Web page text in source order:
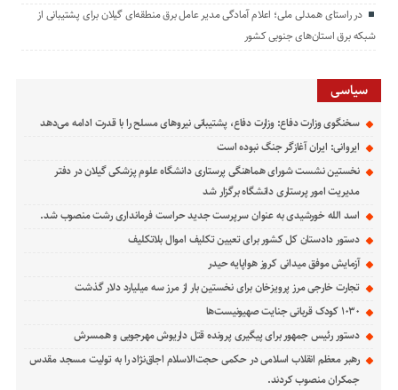
در راستای همدلی ملی؛ اعلام آمادگی مدیر عامل برق منطقه‌ای گیلان برای پشتیبانی از
شبكه برق استان‌های جنوبی كشور
سیاسی
سخنگوی وزارت دفاع: وزارت دفاع، پشتیبانی نیرو‌های مسلح را با قدرت ادامه می‌دهد
ایروانی: ایران آغازگر جنگ نبوده است
نخستین نشست شورای هماهنگی پرستاری دانشگاه علوم پزشکی گیلان در دفتر
مدیریت امور پرستاری دانشگاه برگزار شد
اسد الله خورشیدی به عنوان سرپرست جدید حراست فرمانداری رشت منصوب شد.
دستور دادستان کل کشور برای تعیین تکلیف اموال بلاتکلیف
آزمایش موفق میدانی کروز هواپایه حیدر
تجارت خارجی مرز پرویزخان برای نخستین بار از مرز سه میلیارد دلار گذشت
۱۰۳۰ کودک قربانی جنایت صهیونیست‌ها
دستور رئیس جمهور برای پیگیری پرونده قتل داریوش مهرجویی و همسرش
رهبر معظم انقلاب اسلامی در حکمی حجت‌الاسلام اجاق‌نژاد را به تولیت مسجد مقدس
جمکران منصوب کردند.